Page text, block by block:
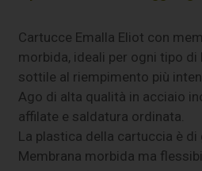
Cartucce Emalla Eliot con
morbida, ideali per ogni tipo di
sottile al riempimento più
Ago di alta qualità in acciaio
affilate e saldatura ordinata.
La plastica della cartuccia è di
Membrana morbida ma